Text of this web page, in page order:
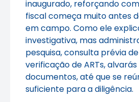
inaugurado, reforçando
fiscal começa muito antes
em campo. Como ele
investigativa, mas
pesquisa, consulta prévia
verificação de ARTs,
documentos, até que se
suficiente para a diligência.